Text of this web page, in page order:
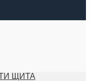
ЩИТА